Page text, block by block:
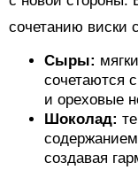
сочетанию виски
Сыры:
сочетаются
и ореховые
Шоколад:
создавая